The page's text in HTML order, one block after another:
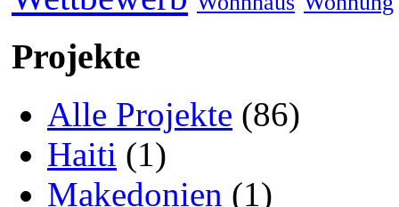
Projekte
Alle Projekte (86)
Haiti (1)
Makedonien (1)